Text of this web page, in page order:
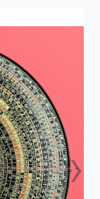
»下一